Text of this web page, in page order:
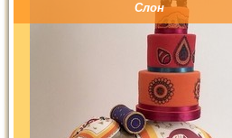
Слон